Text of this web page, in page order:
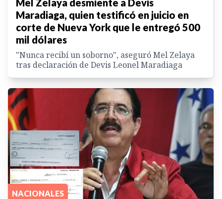
Mel Zelaya desmiente a Devis
Maradiaga, quien testificó en juicio en
corte de Nueva York que le entregó 500
mil dólares
"Nunca recibí un soborno", aseguró Mel Zelaya
tras declaración de Devis Leonel Maradiaga
NACIONALES